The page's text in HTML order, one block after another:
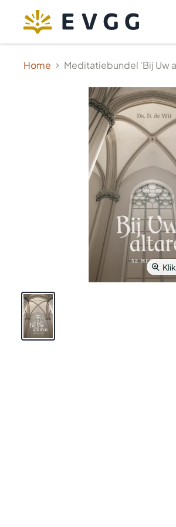
Home
Meditatiebundel 'Bij Uw